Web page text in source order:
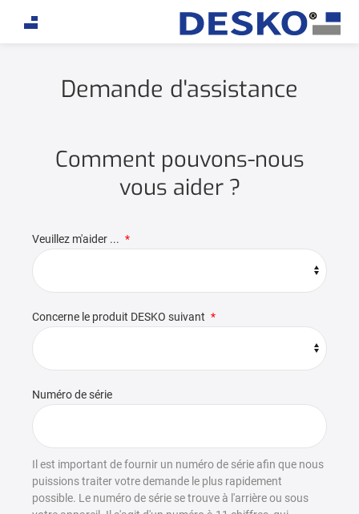
Demande d'assistance
Comment pouvons-nous
vous aider ?
Veuillez m'aider ...
Concerne le produit DESKO suivant
Numéro de série
Il est important de fournir un numéro de série afin que nous
puissions traiter votre demande le plus rapidement
possible. Le numéro de série se trouve à l'arrière ou sous